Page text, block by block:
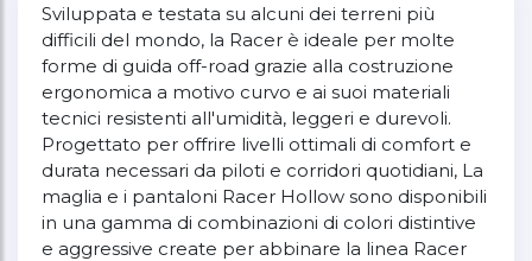
Sviluppata e testata su alcuni dei terreni più
difficili del mondo, la Racer è ideale per molte
forme di guida off-road grazie alla costruzione
ergonomica a motivo curvo e ai suoi materiali
tecnici resistenti all'umidità, leggeri e durevoli.
Progettato per offrire livelli ottimali di comfort e
durata necessari da piloti e corridori quotidiani, La
maglia e i pantaloni Racer Hollow sono disponibili
in una gamma di combinazioni di colori distintive
e aggressive create per abbinare la linea Racer